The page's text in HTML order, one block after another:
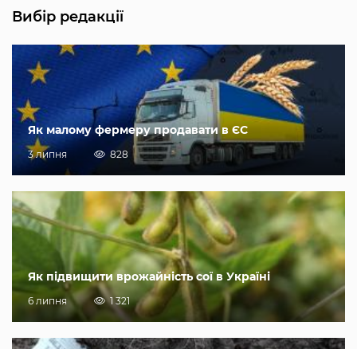
Вибір редакції
Як малому фермеру продавати в ЄС
3 липня 828
Як підвищити врожайність сої в Україні
6 липня 1 321